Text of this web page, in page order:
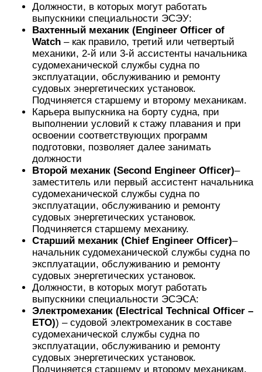
Должности, в которых могут работать
выпускники специальности ЭСЭУ:
Вахтенный механик (Engineer Officer of
Watch – как правило, третий или четвертый
механики, 2-й или 3-й ассистенты начальника
судомеханической службы судна по
эксплуатации, обслуживанию и ремонту
судовых энергетических установок.
Подчиняется старшему и второму механикам.
Карьера выпускника на борту судна, при
выполнении условий к стажу плавания и при
освоении соответствующих программ
подготовки, позволяет далее занимать
должности
Второй механик (Second Engineer Officer)–
заместитель или первый ассистент начальника
судомеханической службы судна по
эксплуатации, обслуживанию и ремонту
судовых энергетических установок.
Подчиняется старшему механику.
Старший механик (Chief Engineer Officer)–
начальник судомеханической службы судна по
эксплуатации, обслуживанию и ремонту
судовых энергетических установок.
Должности, в которых могут работать
выпускники специальности ЭСЭСА:
Электромеханик (Electrical Technical Officer –
ETO)) – судовой электромеханик в составе
судомеханической службы судна по
эксплуатации, обслуживанию и ремонту
судовых энергетических установок.
Подчиняется старшему и второму механикам.